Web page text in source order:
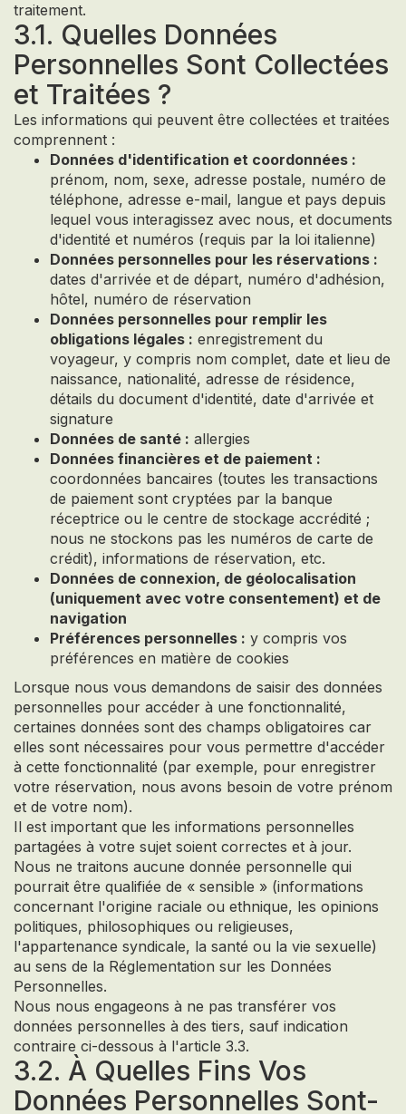
traitement.
3.1. Quelles Données
Personnelles Sont Collectées
et Traitées ?
Les informations qui peuvent être collectées et traitées
comprennent :
Données d'identification et coordonnées :
prénom, nom, sexe, adresse postale, numéro de
téléphone, adresse e-mail, langue et pays depuis
lequel vous interagissez avec nous, et documents
d'identité et numéros (requis par la loi italienne)
Données personnelles pour les réservations :
dates d'arrivée et de départ, numéro d'adhésion,
hôtel, numéro de réservation
Données personnelles pour remplir les
obligations légales : enregistrement du
voyageur, y compris nom complet, date et lieu de
naissance, nationalité, adresse de résidence,
détails du document d'identité, date d'arrivée et
signature
Données de santé : allergies
Données financières et de paiement :
coordonnées bancaires (toutes les transactions
de paiement sont cryptées par la banque
réceptrice ou le centre de stockage accrédité ;
nous ne stockons pas les numéros de carte de
crédit), informations de réservation, etc.
Données de connexion, de géolocalisation
(uniquement avec votre consentement) et de
navigation
Préférences personnelles : y compris vos
préférences en matière de cookies
Lorsque nous vous demandons de saisir des données
personnelles pour accéder à une fonctionnalité,
certaines données sont des champs obligatoires car
elles sont nécessaires pour vous permettre d'accéder
à cette fonctionnalité (par exemple, pour enregistrer
votre réservation, nous avons besoin de votre prénom
et de votre nom).
Il est important que les informations personnelles
partagées à votre sujet soient correctes et à jour.
Nous ne traitons aucune donnée personnelle qui
pourrait être qualifiée de « sensible » (informations
concernant l'origine raciale ou ethnique, les opinions
politiques, philosophiques ou religieuses,
l'appartenance syndicale, la santé ou la vie sexuelle)
au sens de la Réglementation sur les Données
Personnelles.
Nous nous engageons à ne pas transférer vos
données personnelles à des tiers, sauf indication
contraire ci-dessous à l'article 3.3.
3.2. À Quelles Fins Vos
Données Personnelles Sont-